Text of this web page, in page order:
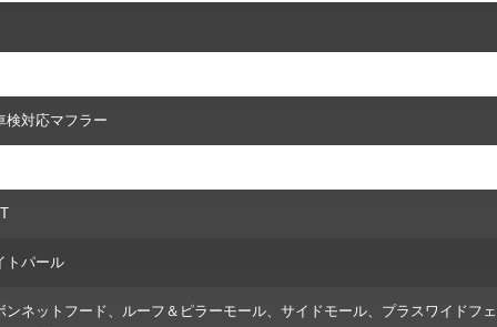
検対応マフラー
トパール
ンネットフード、ルーフ＆ピラーモール、サイドモール、プラスワイドフ